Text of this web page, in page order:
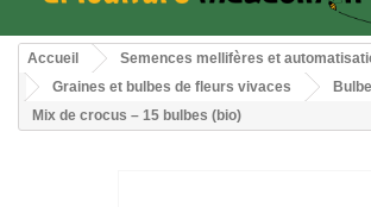
Accueil
Semences mellifères et
Graines et bulbes de fleurs vivaces
Mix de crocus – 15 bulbes (bio)